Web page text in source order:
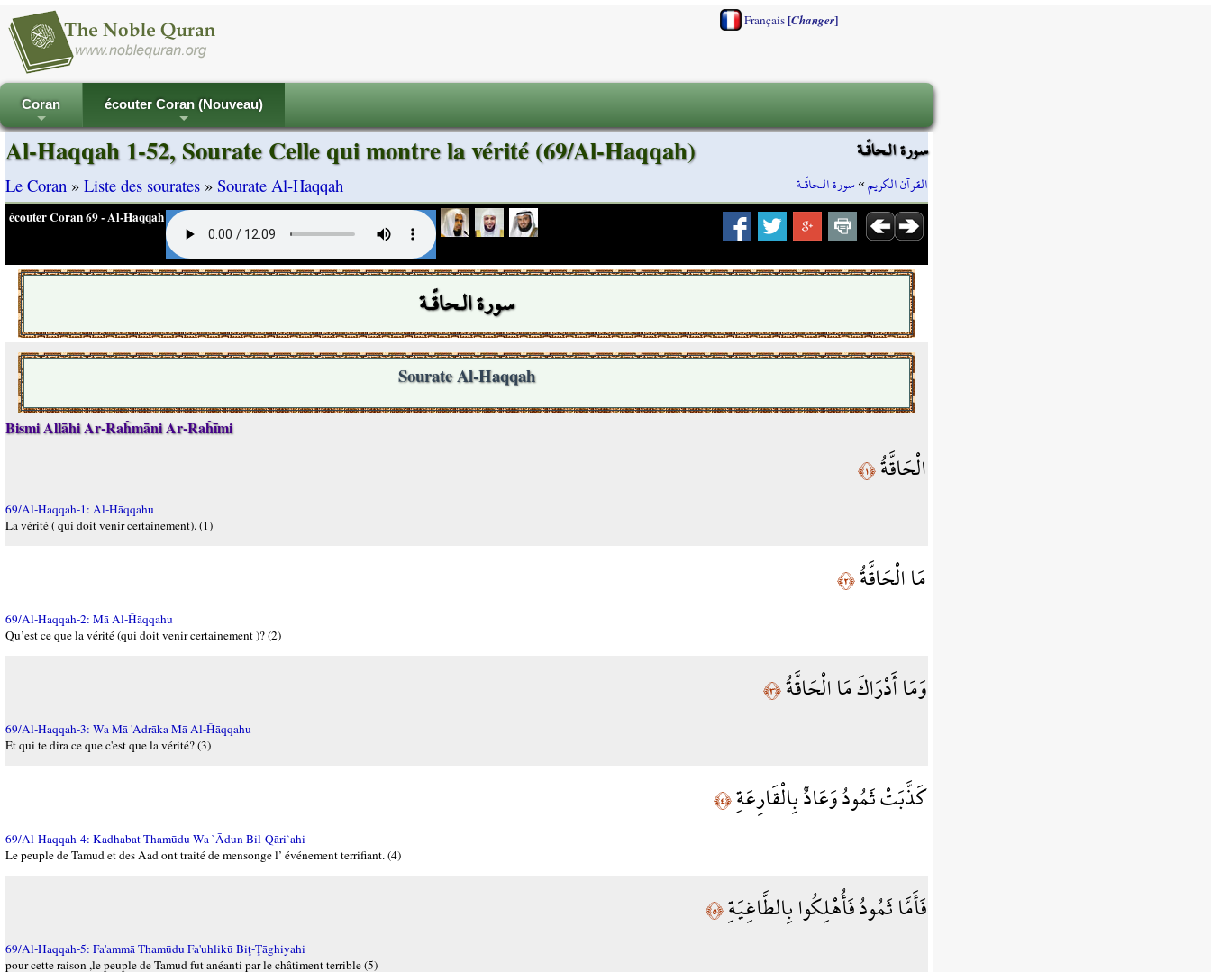
Français[Changer]
+
Coran
+
écouter Coran (Nouveau)
سورة الـحاقّـة
القرآن الكريم»سورة الـحاقّـة
Al-Haqqah 1-52, Sourate Celle qui montre la vérité (69/Al-Haqqah)
Le Coran » Liste des sourates » Sourate Al-Haqqah
écouter Coran 69 - Al-Haqqah
سورة الـحاقّـة
Sourate Al-Haqqah
Bismi Allāhi Ar-Raĥmāni Ar-Raĥīmi
الْحَاقَّةُ﴿١﴾
69/Al-Haqqah-1: Al-Ĥāqqahu
La vérité ( qui doit venir certainement). (1)
مَا الْحَاقَّةُ﴿٢﴾
69/Al-Haqqah-2: Mā Al-Ĥāqqahu
Qu’est ce que la vérité (qui doit venir certainement )? (2)
وَمَا أَدْرَاكَ مَا الْحَاقَّةُ﴿٣﴾
69/Al-Haqqah-3: Wa Mā 'Adrāka Mā Al-Ĥāqqahu
Et qui te dira ce que c'est que la vérité? (3)
كَذَّبَتْ ثَمُودُ وَعَادٌ بِالْقَارِعَةِ﴿٤﴾
69/Al-Haqqah-4: Kadhabat Thamūdu Wa `Ādun Bil-Qāri`ahi
Le peuple de Tamud et des Aad ont traité de mensonge l’ événement terrifiant. (4)
فَأَمَّا ثَمُودُ فَأُهْلِكُوا بِالطَّاغِيَةِ﴿٥﴾
69/Al-Haqqah-5: Fa'ammā Thamūdu Fa'uhlikū Biţ-Ţāghiyahi
pour cette raison ,le peuple de Tamud fut anéanti par le châtiment terrible (5)